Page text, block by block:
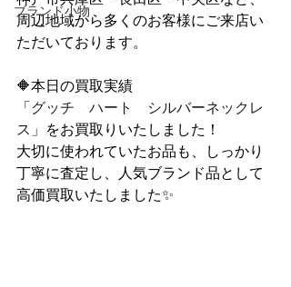
ブランド小物
周辺地域から多くのお客様にご来店い
ただいております。
🔶本日の買取実績
「 グッチ　ハート　シルバーネックレ
ス 」をお買取りいたしました！
大切に使われていたお品も、しっかり
丁寧に査定し、人気ブランド品として
高価買取いたしました✨